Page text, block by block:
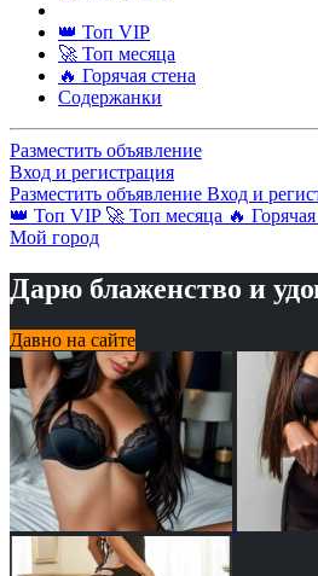
👑 Топ VIP
🚀 Топ месяца
🔥 Горячая стена
Содержанки
Разместить объявление
Вход и регистрация
Разместить объявление Вход и
👑 Топ VIP 🚀 Топ месяца 🔥
Мой город
Дарю блаженство и
Давно на сайте